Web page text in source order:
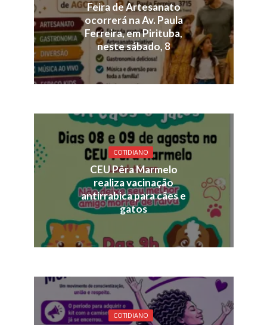
Feira de Artesanato
ocorrerá na Av. Paula
Ferreira, em Pirituba,
neste sábado, 8
COTIDIANO
CEU Pêra Marmelo
realiza vacinação
antirrabica para cães e
gatos
COTIDIANO